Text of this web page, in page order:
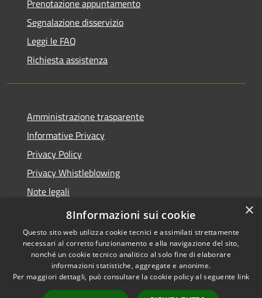
Prenotazione appuntamento
Segnalazione disservizio
Leggi le FAQ
Richiesta assistenza
Amministrazione trasparente
Informative Privacy
Privacy Policy
Privacy Whistleblowing
Note legali
Dichiarazione di accessibilità
Accessibilità
Copyright © 2026 • Comune di
Carpenedolo • Powered by
×
8Informazioni sui cookie
Questo sito web utilizza cookie tecnici e assimilati strettamente
necessari al corretto funzionamento e alla navigazione del sito,
nonché un cookie tecnico analitico al solo fine di elaborare
informazioni statistiche, aggregate e anonime.
Per maggiori dettagli, può consultare la cookie policy al seguente link